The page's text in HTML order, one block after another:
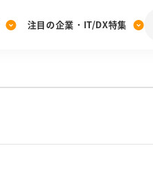
[27卒] 本選考体験記投稿キャ
注目の企業・IT/DX特集
28卒 IT・DX企業特集 27卒